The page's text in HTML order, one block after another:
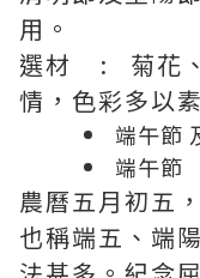
用。
選材 : 菊花、
情，色彩多以
端午節
端午節
農曆五月初五
也稱端五、端